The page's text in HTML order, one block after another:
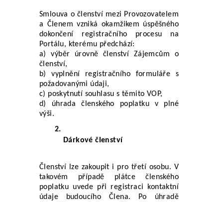
Smlouva o členství mezi Provozovatelem
a Členem vzniká okamžikem úspěšného
dokončení registračního procesu na
Portálu, kterému předchází:
a) výběr úrovně členství Zájemcům o
členství,
b) vyplnění registračního formuláře s
požadovanými údaji,
c) poskytnutí souhlasu s těmito VOP,
d) úhrada členského poplatku v plné
výši.
Dárkové členství
Členství lze zakoupit i pro třetí osobu. V
takovém případě plátce členského
poplatku uvede při registraci kontaktní
údaje budoucího Člena. Po úhradě